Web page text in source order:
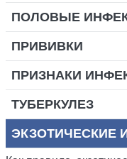
ПОЛОВЫЕ
ПРИВИВКИ
ПРИЗНАКИ
ТУБЕРКУЛЕЗ
ЭКЗОТИЧЕСКИЕ